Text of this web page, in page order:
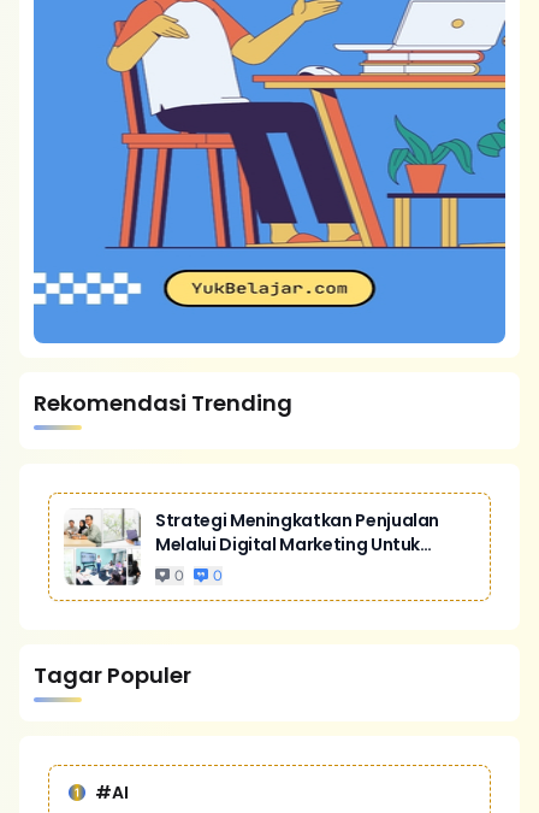
Rekomendasi Trending
Strategi Meningkatkan Penjualan
Melalui Digital Marketing Untuk
Bisnis Yang Lebih Kompetitif
0 0
Tagar Populer
#AI